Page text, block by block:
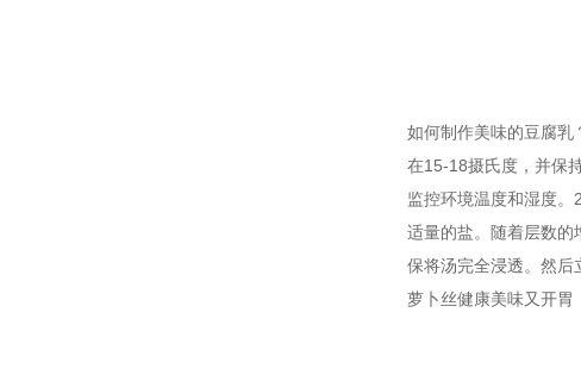
如何制作美味的豆腐乳
在15-18摄氏度，并保
监控环境温度和湿度
适量的盐。随着层数的
保将汤完全浸透。然后
萝卜丝健康美味又开胃